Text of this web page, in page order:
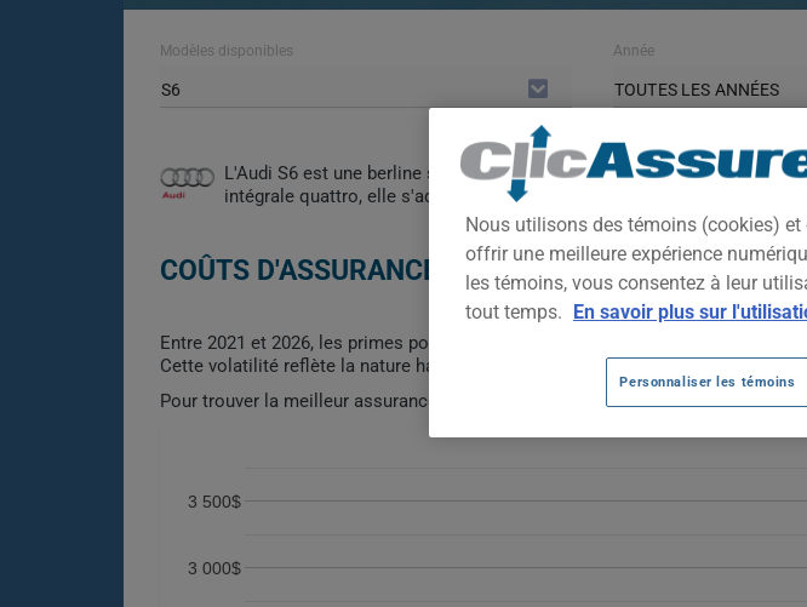
Modèles disponibles
S6
Année
TOUTES LES ANNÉES
L'Audi S6 est une berline sport de luxe qui combine performance
intégrale quattro, elle s'adresse aux conducteurs recherchant une
COÛTS D'ASSURANCE AUTO AUDI S6 AU FIL DES
Entre 2021 et 2026, les primes pour l'Audi S6 fluctuent fortement, passant de
Cette volatilité reflète la nature haut de gamme du véhicule et la sensibilité des
Pour trouver la meilleur assurance pour votre véhicule AUDI S6, il est plus
3 000$
3 500$
Nous utilisons des témoins (cookies)
offrir une meilleure expérience
les témoins, vous consentez à leur
tout temps. En savoir plus sur
Personnaliser les témoins